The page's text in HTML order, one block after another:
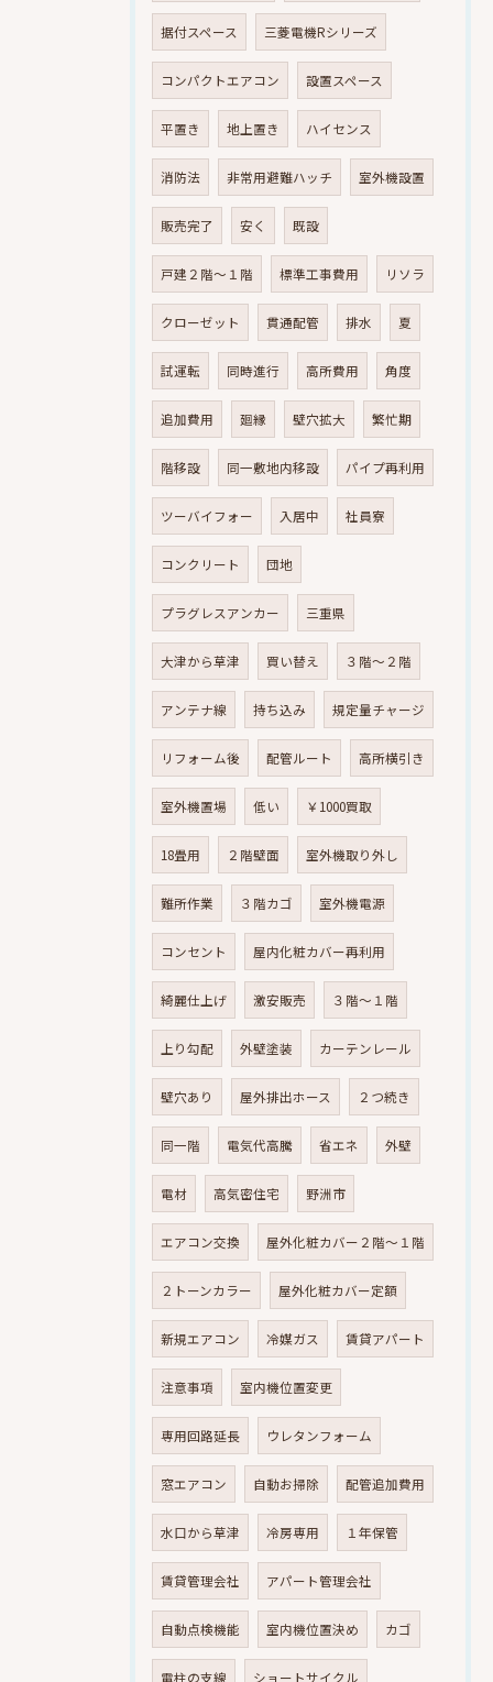
据付スペース 三菱電機Rシリーズ
コンパクトエアコン 設置スペース
平置き 地上置き ハイセンス
消防法 非常用避難ハッチ 室外機設置
販売完了 安く 既設
戸建２階～１階 標準工事費用 リソラ
クローゼット 貫通配管 排水 夏
試運転 同時進行 高所費用 角度
追加費用 廻縁 壁穴拡大 繁忙期
階移設 同一敷地内移設 パイプ再利用
ツーバイフォー 入居中 社員寮
コンクリート 団地
プラグレスアンカー 三重県
大津から草津 買い替え ３階～２階
アンテナ線 持ち込み 規定量チャージ
リフォーム後 配管ルート 高所横引き
室外機置場 低い ￥1000買取
18畳用 ２階壁面 室外機取り外し
難所作業 ３階カゴ 室外機電源
コンセント 屋内化粧カバー再利用
綺麗仕上げ 激安販売 ３階～１階
上り勾配 外壁塗装 カーテンレール
壁穴あり 屋外排出ホース ２つ続き
同一階 電気代高騰 省エネ 外壁
電材 高気密住宅 野洲市
エアコン交換 屋外化粧カバー２階～１階
２トーンカラー 屋外化粧カバー定額
新規エアコン 冷媒ガス 賃貸アパート
注意事項 室内機位置変更
専用回路延長 ウレタンフォーム
窓エアコン 自動お掃除 配管追加費用
水口から草津 冷房専用 １年保管
賃貸管理会社 アパート管理会社
自動点検機能 室内機位置決め カゴ
電柱の支線 ショートサイクル